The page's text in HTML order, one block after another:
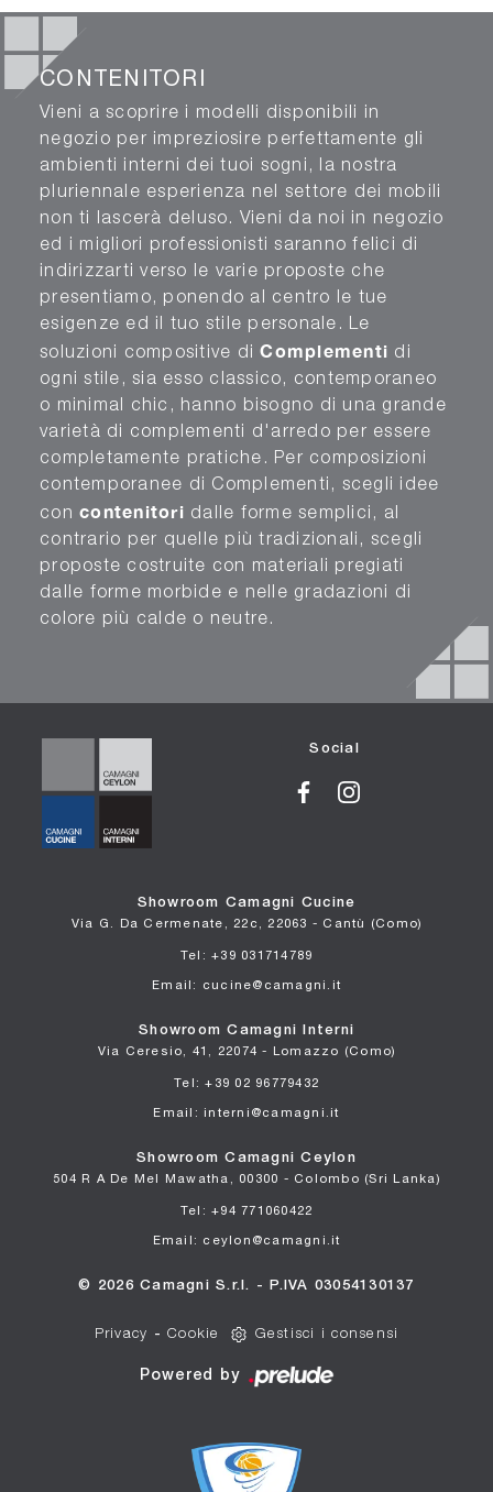
CONTENITORI
Vieni a scoprire i modelli disponibili in
negozio per impreziosire perfettamente gli
ambienti interni dei tuoi sogni, la nostra
pluriennale esperienza nel settore dei mobili
non ti lascerà deluso. Vieni da noi in negozio
ed i migliori professionisti saranno felici di
indirizzarti verso le varie proposte che
presentiamo, ponendo al centro le tue
esigenze ed il tuo stile personale. Le
soluzioni compositive diComplementi di
ogni stile, sia esso classico, contemporaneo
o minimal chic, hanno bisogno di una grande
varietà di complementi d'arredo per essere
completamente pratiche. Per composizioni
contemporanee di Complementi, scegli idee
con contenitori dalle forme semplici, al
contrario per quelle più tradizionali, scegli
proposte costruite con materiali pregiati
dalle forme morbide e nelle gradazioni di
colore più calde o neutre.
Social
Showroom Camagni Cucine
Via G. Da Cermenate, 22c, 22063 - Cantù (Como)
Tel: +39 031714789
Email: cucine@camagni.it
Showroom Camagni Interni
Via Ceresio, 41, 22074 - Lomazzo (Como)
Tel: +39 02 96779432
Email: interni@camagni.it
Showroom Camagni Ceylon
504 R A De Mel Mawatha, 00300 - Colombo (Sri Lanka)
Tel: +94 771060422
Email: ceylon@camagni.it
© 2026 Camagni S.r.l. - P.IVA 03054130137
Privacy -Cookie Gestisci i consensi
Powered by